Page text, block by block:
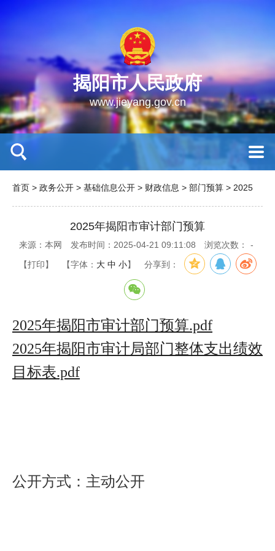
揭阳市人民政府
www.jieyang.gov.cn
首页 > 政务公开 > 基础信息公开 > 财政信息 > 部门预算 > 2025
2025年揭阳市审计部门预算
来源：本网 发布时间：2025-04-21 09:11:08 浏览次数： -
【打印】 【字体： 大 中 小】 分享到：
2025年揭阳市审计部门预算.pdf
2025年揭阳市审计局部门整体支出绩效
目标表.pdf
公开方式：主动公开